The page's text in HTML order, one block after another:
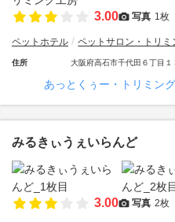
3.00 写真 1枚
ペットホテル ペットサロン・トリミ
住所 大阪府高石市千代田６丁目１
あっとくぅー・トリミン
みるきぃうぇいらんど
3.00 写真 2枚